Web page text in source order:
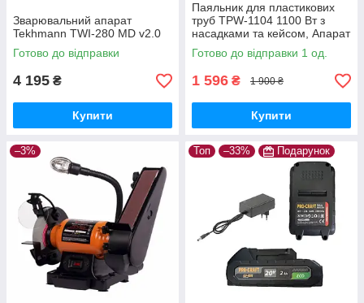
Зварювальний апарат
Tekhmann TWI-280 MD v2.0
Готово до відправки
4 195 ₴
Купити
Паяльник для пластикових
труб TPW-1104 1100 Вт з
насадками та кейсом, Апарат
для зварювання пластикових
труб
Готово до відправки 1 од.
1 596 ₴ 1 900 ₴
Купити
–3% Топ –33% Подарунок